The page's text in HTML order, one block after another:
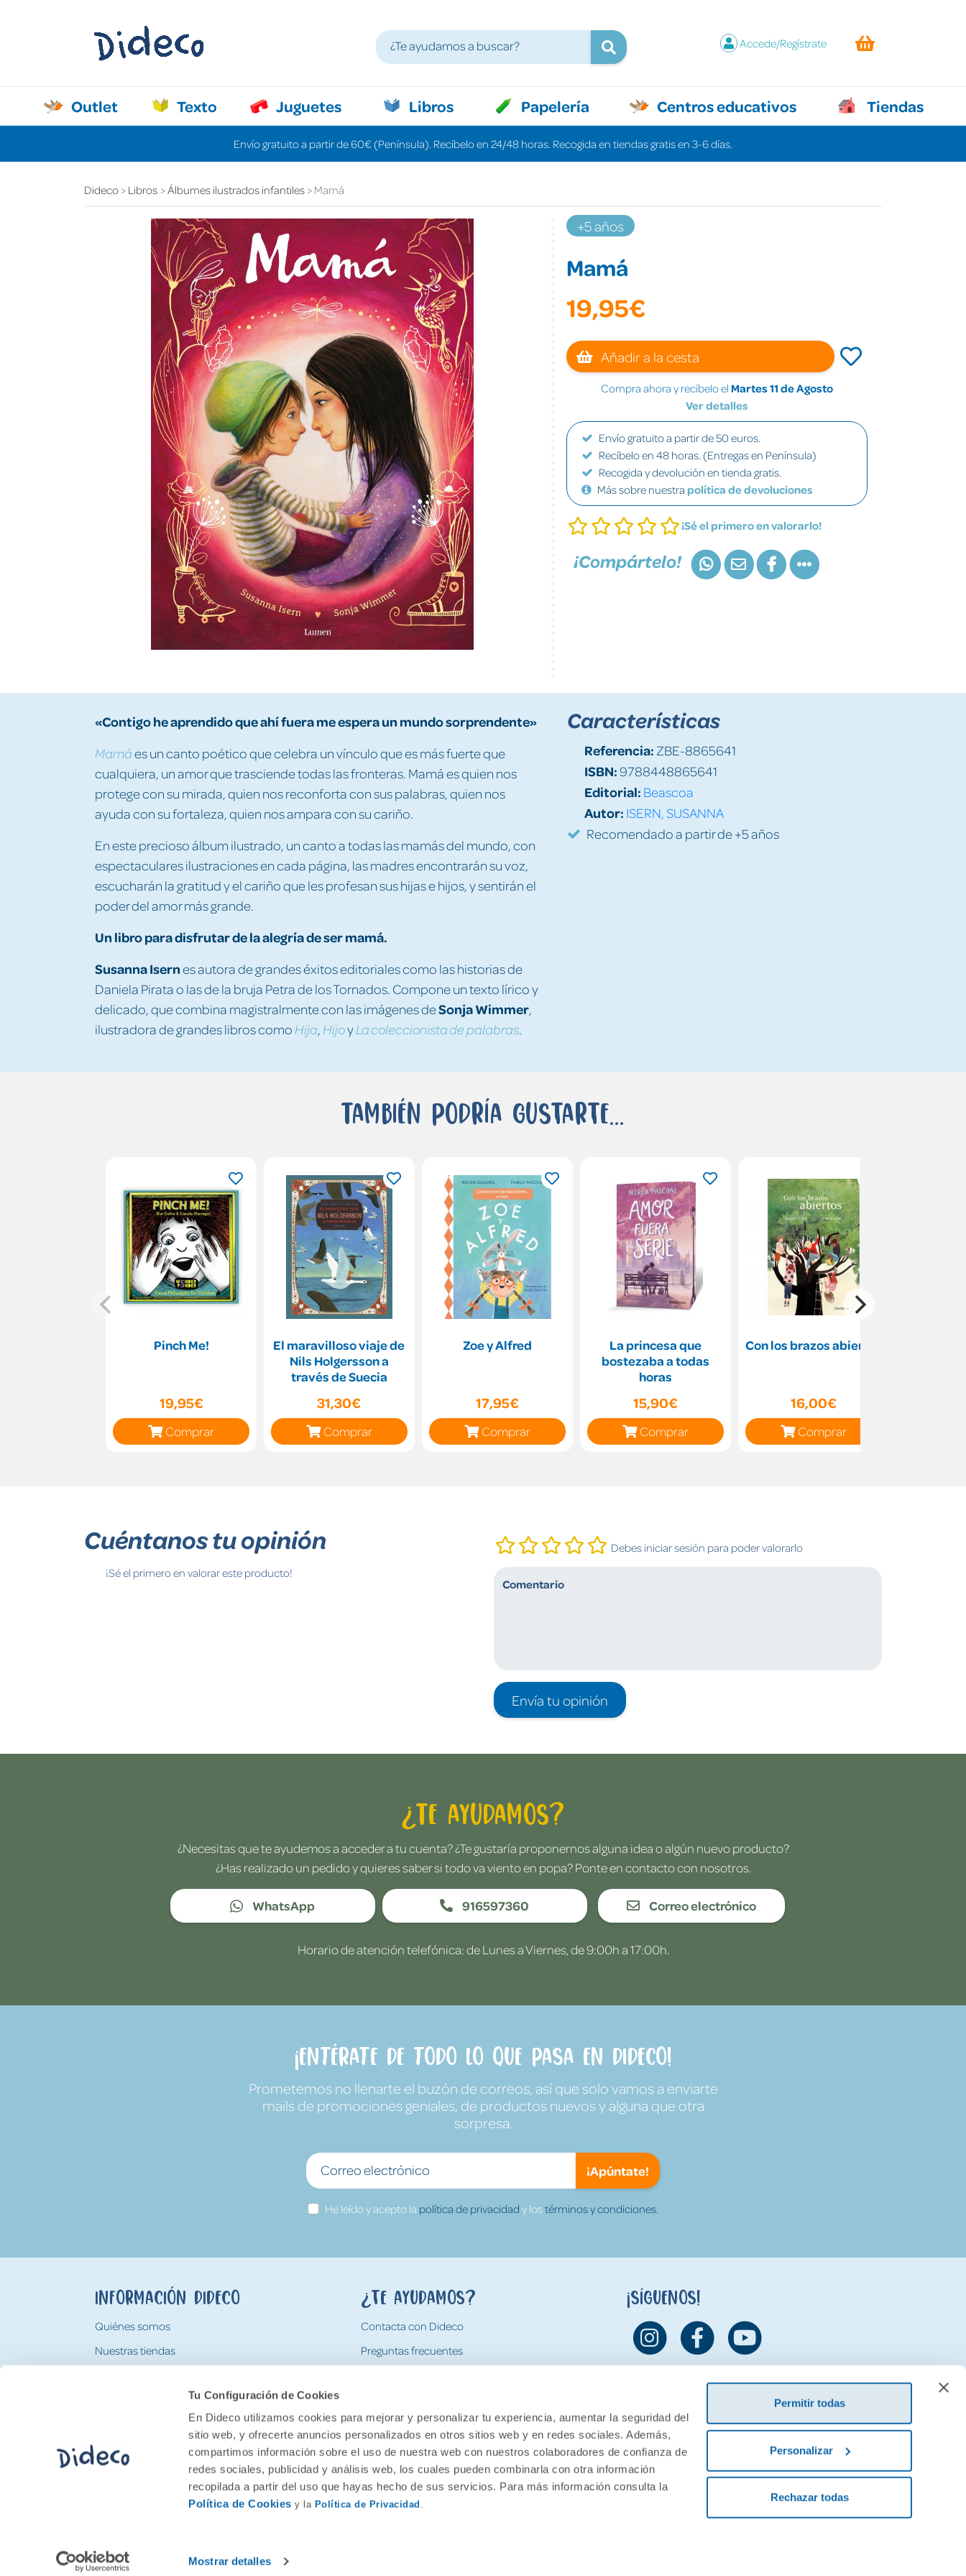
Tu Configuración de Cookies
En Dideco utilizamos cookies para mejorar y personalizar tu experiencia, aumentar la seguridad del
sitio web, y ofrecerte anuncios personalizados en otros sitios web y en redes sociales. Además,
compartimos información sobre el uso de nuestra web con nuestros colaboradores de confianza de
redes sociales, publicidad y análisis web, los cuales pueden combinarla con otra información
recopilada a partir del uso que hayas hecho de sus servicios. Para más información consulta la
Política de Cookies y la Política de Privacidad .
Mostrar detalles
Permitir todas
Personalizar
Rechazar todas
Accede/Regístrate
Outlet Texto Juguetes Libros Papelería Centros educativos Tiendas
Envío gratuito a partir de 60€ (Península). Recíbelo en 24/48 horas. Recogida en tiendas gratis en 3-6 días.
Dideco Libros Álbumes ilustrados infantiles Mamá
+5 años
Mamá
19,95€
Añadir a la cesta
Compra ahora y recíbelo el Martes 11 de Agosto
Ver detalles
Envío gratuito a partir de 50 euros.
Recíbelo en 48 horas. (Entregas en Península)
Recogida y devolución en tienda gratis.
Más sobre nuestra política de devoluciones
¡Sé el primero en valorarlo!
¡Compártelo!
«Contigo he aprendido que ahí fuera me espera un mundo sorprendente»
Mamáes un canto poético que celebra un vínculo que es más fuerte que
cualquiera, un amor que trasciende todas las fronteras. Mamá es quien nos
protege con su mirada, quien nos reconforta con sus palabras, quien nos
ayuda con su fortaleza, quien nos ampara con su cariño.
En este precioso álbum ilustrado, un canto a todas las mamás del mundo, con
espectaculares ilustraciones en cada página, las madres encontrarán su voz,
escucharán la gratitud y el cariño que les profesan sus hijas e hijos, y sentirán el
poder del amor más grande.
Un libro para disfrutar de la alegría de ser mamá.
Susanna Isernes autora de grandes éxitos editoriales como las historias de
Daniela Pirata o las de la bruja Petra de los Tornados. Compone un texto lírico y
delicado, que combina magistralmente con las imágenes deSonja Wimmer,
ilustradora de grandes libros comoHija,HijoyLa coleccionista de palabras.
Características
Referencia: ZBE-8865641
ISBN:9788448865641
Editorial: Beascoa
Autor: ISERN, SUSANNA
Recomendado a partir de +5 años
También podría gustarte...
Pinch Me!
19,95€
Comprar
El maravilloso viaje de
Nils Holgersson a
través de Suecia
31,30€
Comprar
Zoe y Alfred
17,95€
Comprar
La princesa que
bostezaba a todas
horas
15,90€
Comprar
Con los brazos abiertos
16,00€
Comprar
Cuéntanos tu opinión
¡Sé el primero en valorar este producto!
Debes iniciar sesión para poder valorarlo
Envía tu opinión
¿Te ayudamos?
¿Necesitas que te ayudemos a acceder a tu cuenta? ¿Te gustaría proponernos alguna idea o algún nuevo producto?
¿Has realizado un pedido y quieres saber si todo va viento en popa? Ponte en contacto con nosotros.
WhatsApp 916597360 Correo electrónico
Horario de atención telefónica: de Lunes a Viernes, de 9:00h a 17:00h.
¡Entérate de todo lo que pasa en Dideco!
Prometemos no llenarte el buzón de correos, así que solo vamos a enviarte
mails de promociones geniales, de productos nuevos y alguna que otra
sorpresa.
¡Apúntate!
He leído y acepto la política de privacidad y lostérminos y condiciones.
Información Dideco
Quiénes somos
Nuestras tiendas
Tarjeta Regalo Dideco
¿Te ayudamos?
Contacta con Dideco
Preguntas frecuentes
Devoluciones
¡Síguenos!
2026 Feran. Todos los derechos quedan reservados.